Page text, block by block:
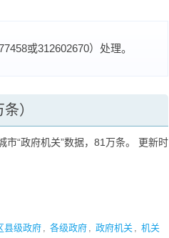
或312602670）处理。
）
“政府机关”数据，81万条。 更新时
县级政府 , 各级政府 , 政府机关 , 机关